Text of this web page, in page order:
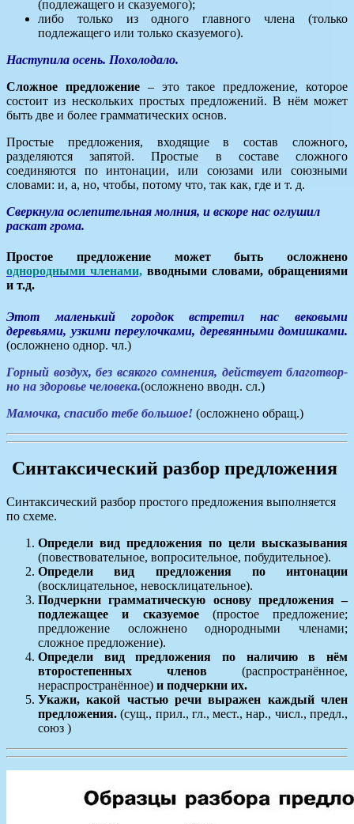
(подлежащего и сказуемого);
либо только из одного главного члена (только
подлежащего или только сказуемого).
Наступила осень. Похолодало.
Сложное предложение– это такое предложение, которое
состоит из нескольких простых предложений. В нём может
быть две и более грамматических основ.
Простые предложения, входящие в состав сложного,
разделяются запятой. Простые в составе сложного
соединяются по интонации, или союзами или союзными
словами: и, а, но, чтобы, потому что, так как, где и т. д.
Сверкнула ослепительная молния, и вскоре нас оглушил
раскат грома.
Простое предложение может быть осложнено
однородными членами, вводными словами, обращениями
и т.д.
Этот маленький городок встретил нас вековыми
деревьями, узкими переулочками, деревянными домишками.
(осложнено однор. чл.)
Горный воз­дух, без вся­ко­го сомне­ния, дей­ству­ет бла­го­твор­
но на здо­ро­вье чело­ве­ка.(осложнено вводн. сл.)
Мамочка, спасибо тебе большое! (осложнено обращ.)
Синтаксический разбор предложения
Синтаксический разбор простого предложения выполняется
по схеме.
Определи вид предложения по цели высказывания
(повествовательное, вопросительное, побудительное).
Определи вид предложения по интонации
(восклицательное, невосклицательное).
Подчеркни грамматическую основу предложения –
подлежащее и сказуемое (простое предложение;
предложение осложнено однородными членами;
сложное предложение).
Определи вид предложения по наличию в нём
второстепенных членов (распространённое,
нераспространённое) и подчеркни их.
Укажи, какой частью речи выражен каждый член
предложения. (сущ., прил., гл., мест., нар., числ., предл.,
союз )